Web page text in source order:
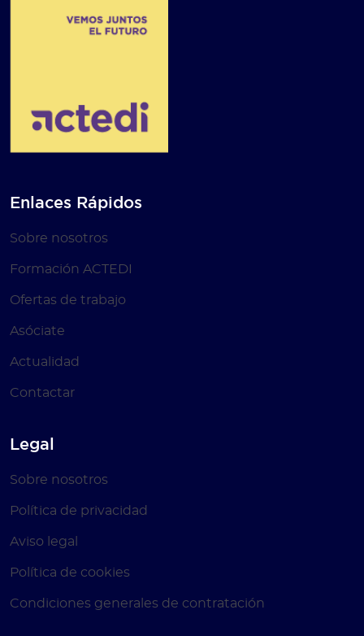
Enlaces Rápidos
Sobre nosotros
Formación ACTEDI
Ofertas de trabajo
Asóciate
Actualidad
Contactar
Legal
Sobre nosotros
Política de privacidad
Aviso legal
Política de cookies
Condiciones generales de contratación